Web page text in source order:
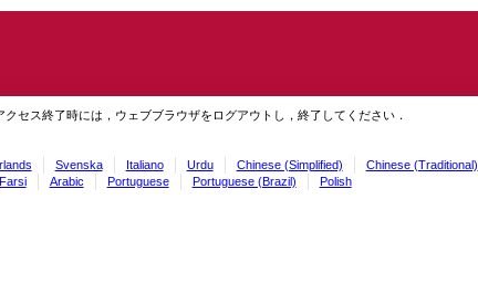
セス終了時には，ウェブブラウザをログアウトし，終了してください．
Svenska Italiano Urdu Chinese (Simplified) Chinese (Traditional)
Farsi Arabic Portuguese Portuguese (Brazil) Polish